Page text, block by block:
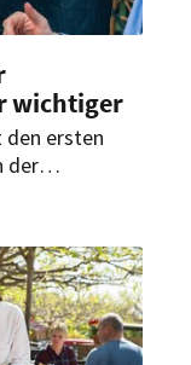
wichtiger
den ersten
der
– mit